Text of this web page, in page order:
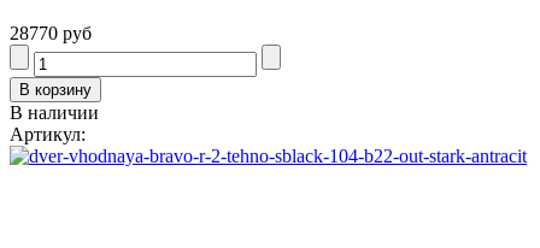
28770 руб
В наличии
Артикул: